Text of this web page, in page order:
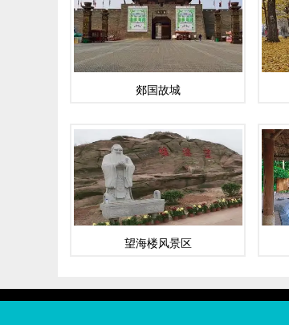
郯国故城
望海楼风景区